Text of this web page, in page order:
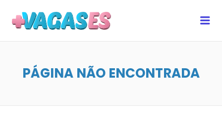
PÁGINA NÃO ENCONTRADA